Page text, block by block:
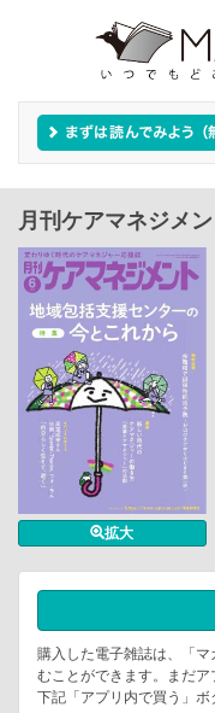
月刊ケアマネジメ
拡大
購入した電子雑誌は、「
むことができます。まだア
下記「アプリ内で買う」ボ